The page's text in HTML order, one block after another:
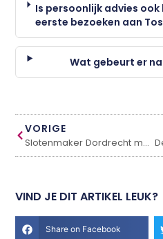
Is persoonlijk advies
eerste bezoeken aan
Wat gebeurt er
VORIGE
Slotenmaker Dordrecht met spoedservice in Dordrecht
VIND JE DIT ARTIKEL LEUK?
Share on Facebook